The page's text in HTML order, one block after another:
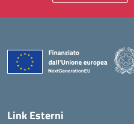
Link Esterni